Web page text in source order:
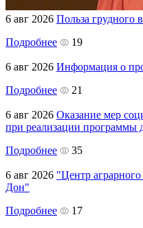
6 авг 2026 Польза грудного
Подробнее
19
6 авг 2026 Информация о
Подробнее
21
6 авг 2026 Оказание мер
при реализации программы
Подробнее
35
6 авг 2026 "Центр
Дон"
Подробнее
17